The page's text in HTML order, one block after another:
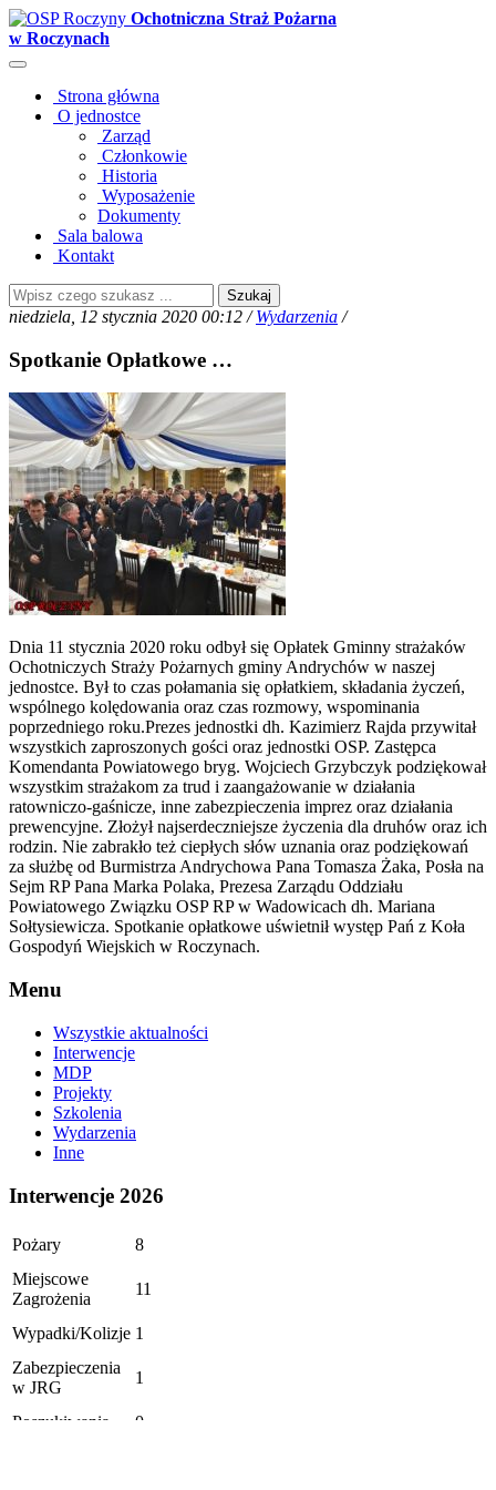
Ochotniczna Straż Pożarna
w Roczynach
Strona główna
O jednostce
Zarząd
Członkowie
Historia
Wyposażenie
Dokumenty
Sala balowa
Kontakt
Szukaj
niedziela, 12 stycznia 2020 00:12 /Wydarzenia /
Spotkanie Opłatkowe …
Dnia 11 stycznia 2020 roku odbył się Opłatek Gminny strażaków
Ochotniczych Straży Pożarnych gminy Andrychów w naszej
jednostce. Był to czas połamania się opłatkiem, składania życzeń,
wspólnego kolędowania oraz czas rozmowy, wspominania
poprzedniego roku.Prezes jednostki dh. Kazimierz Rajda przywitał
wszystkich zaproszonych gości oraz jednostki OSP. Zastępca
Komendanta Powiatowego bryg. Wojciech Grzybczyk podziękował
wszystkim strażakom za trud i zaangażowanie w działania
ratowniczo-gaśnicze, inne zabezpieczenia imprez oraz działania
prewencyjne. Złożył najserdeczniejsze życzenia dla druhów oraz ich
rodzin. Nie zabrakło też ciepłych słów uznania oraz podziękowań
za służbę od Burmistrza Andrychowa Pana Tomasza Żaka, Posła na
Sejm RP Pana Marka Polaka, Prezesa Zarządu Oddziału
Powiatowego Związku OSP RP w Wadowicach dh. Mariana
Sołtysiewicza. Spotkanie opłatkowe uświetnił występ Pań z Koła
Gospodyń Wiejskich w Roczynach.
Menu
Wszystkie aktualności
Interwencje
MDP
Projekty
Szkolenia
Wydarzenia
Inne
Interwencje 2026
Pożary
8
Miejscowe
Zagrożenia
11
Wypadki/Kolizje 1
Zabezpieczenia
w JRG
1
Poszukiwania
0